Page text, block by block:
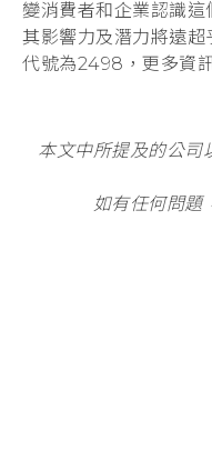
變消費者和企業認識
其影響力及潛力將遠
代號為2498，更多資
本文中所提及的公司
如有任何問題